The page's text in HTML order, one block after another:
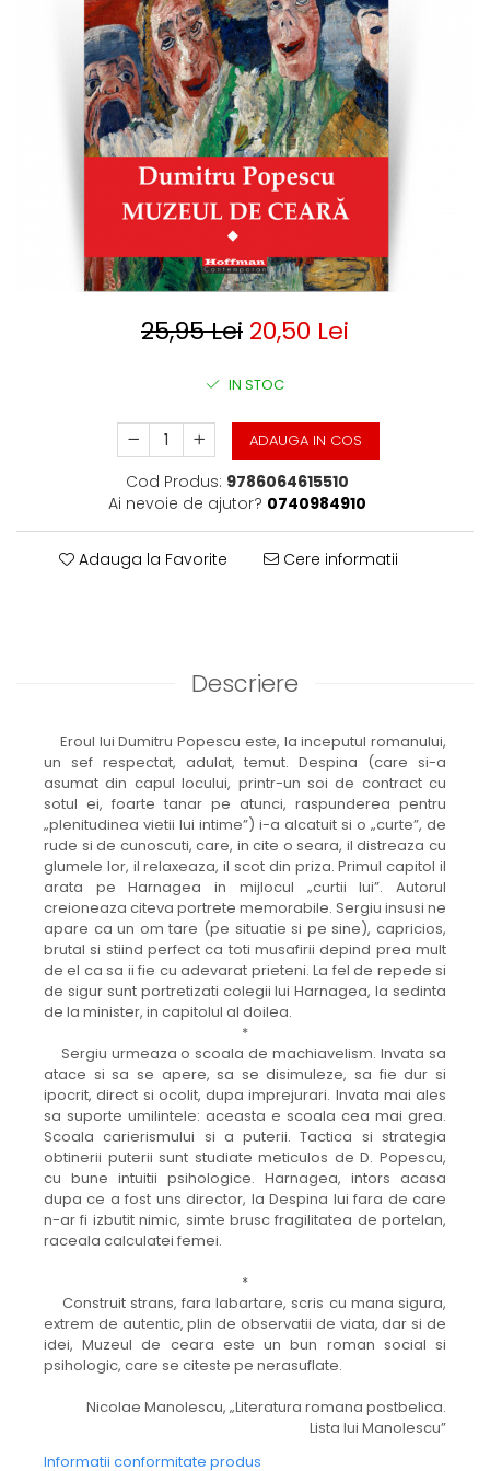
Contemporana
Universala
Universala
Publicistica / Reportaje / Interviuri
Stiinte umaniste
Sociologie si filozofie25,95 Lei 20,50 Lei
IN STOC
ADAUGA IN COS
Cod Produs: 9786064615510
Ai nevoie de ajutor? 0740984910
Adauga la Favorite Cere informatii
Descriere
Eroul lui Dumitru Popescu este, la inceputul romanului,
un sef respectat, adulat, temut. Despina (care si-a
asumat din capul locului, printr-un soi de contract cu
sotul ei, foarte tanar pe atunci, raspunderea pentru
„plenitudinea vietii lui intime”) i-a alcatuit si o „curte”, de
rude si de cunoscuti, care, in cite o seara, il distreaza cu
glumele lor, il relaxeaza, il scot din priza. Primul capitol il
arata pe Harnagea in mijlocul „curtii lui”. Autorul
creioneaza citeva portrete memorabile. Sergiu insusi ne
apare ca un om tare (pe situatie si pe sine), capricios,
brutal si stiind perfect ca toti musafirii depind prea mult
de el ca sa ii fie cu adevarat prieteni. La fel de repede si
de sigur sunt portretizati colegii lui Harnagea, la sedinta
de la minister, in capitolul al doilea.
*
Sergiu urmeaza o scoala de machiavelism. Invata sa
atace si sa se apere, sa se disimuleze, sa fie dur si
ipocrit, direct si ocolit, dupa imprejurari. Invata mai ales
sa suporte umilintele: aceasta e scoala cea mai grea.
Scoala carierismului si a puterii. Tactica si strategia
obtinerii puterii sunt studiate meticulos de D. Popescu,
cu bune intuitii psihologice. Harnagea, intors acasa
dupa ce a fost uns director, la Despina lui fara de care
n-ar fi izbutit nimic, simte brusc fragilitatea de portelan,
raceala calculatei femei.
*
Construit strans, fara labartare, scris cu mana sigura,
extrem de autentic, plin de observatii de viata, dar si de
idei, Muzeul de ceara este un bun roman social si
psihologic, care se citeste pe nerasuflate.
Nicolae Manolescu, „Literatura romana postbelica.
Lista lui Manolescu”
Informatii conformitate produs